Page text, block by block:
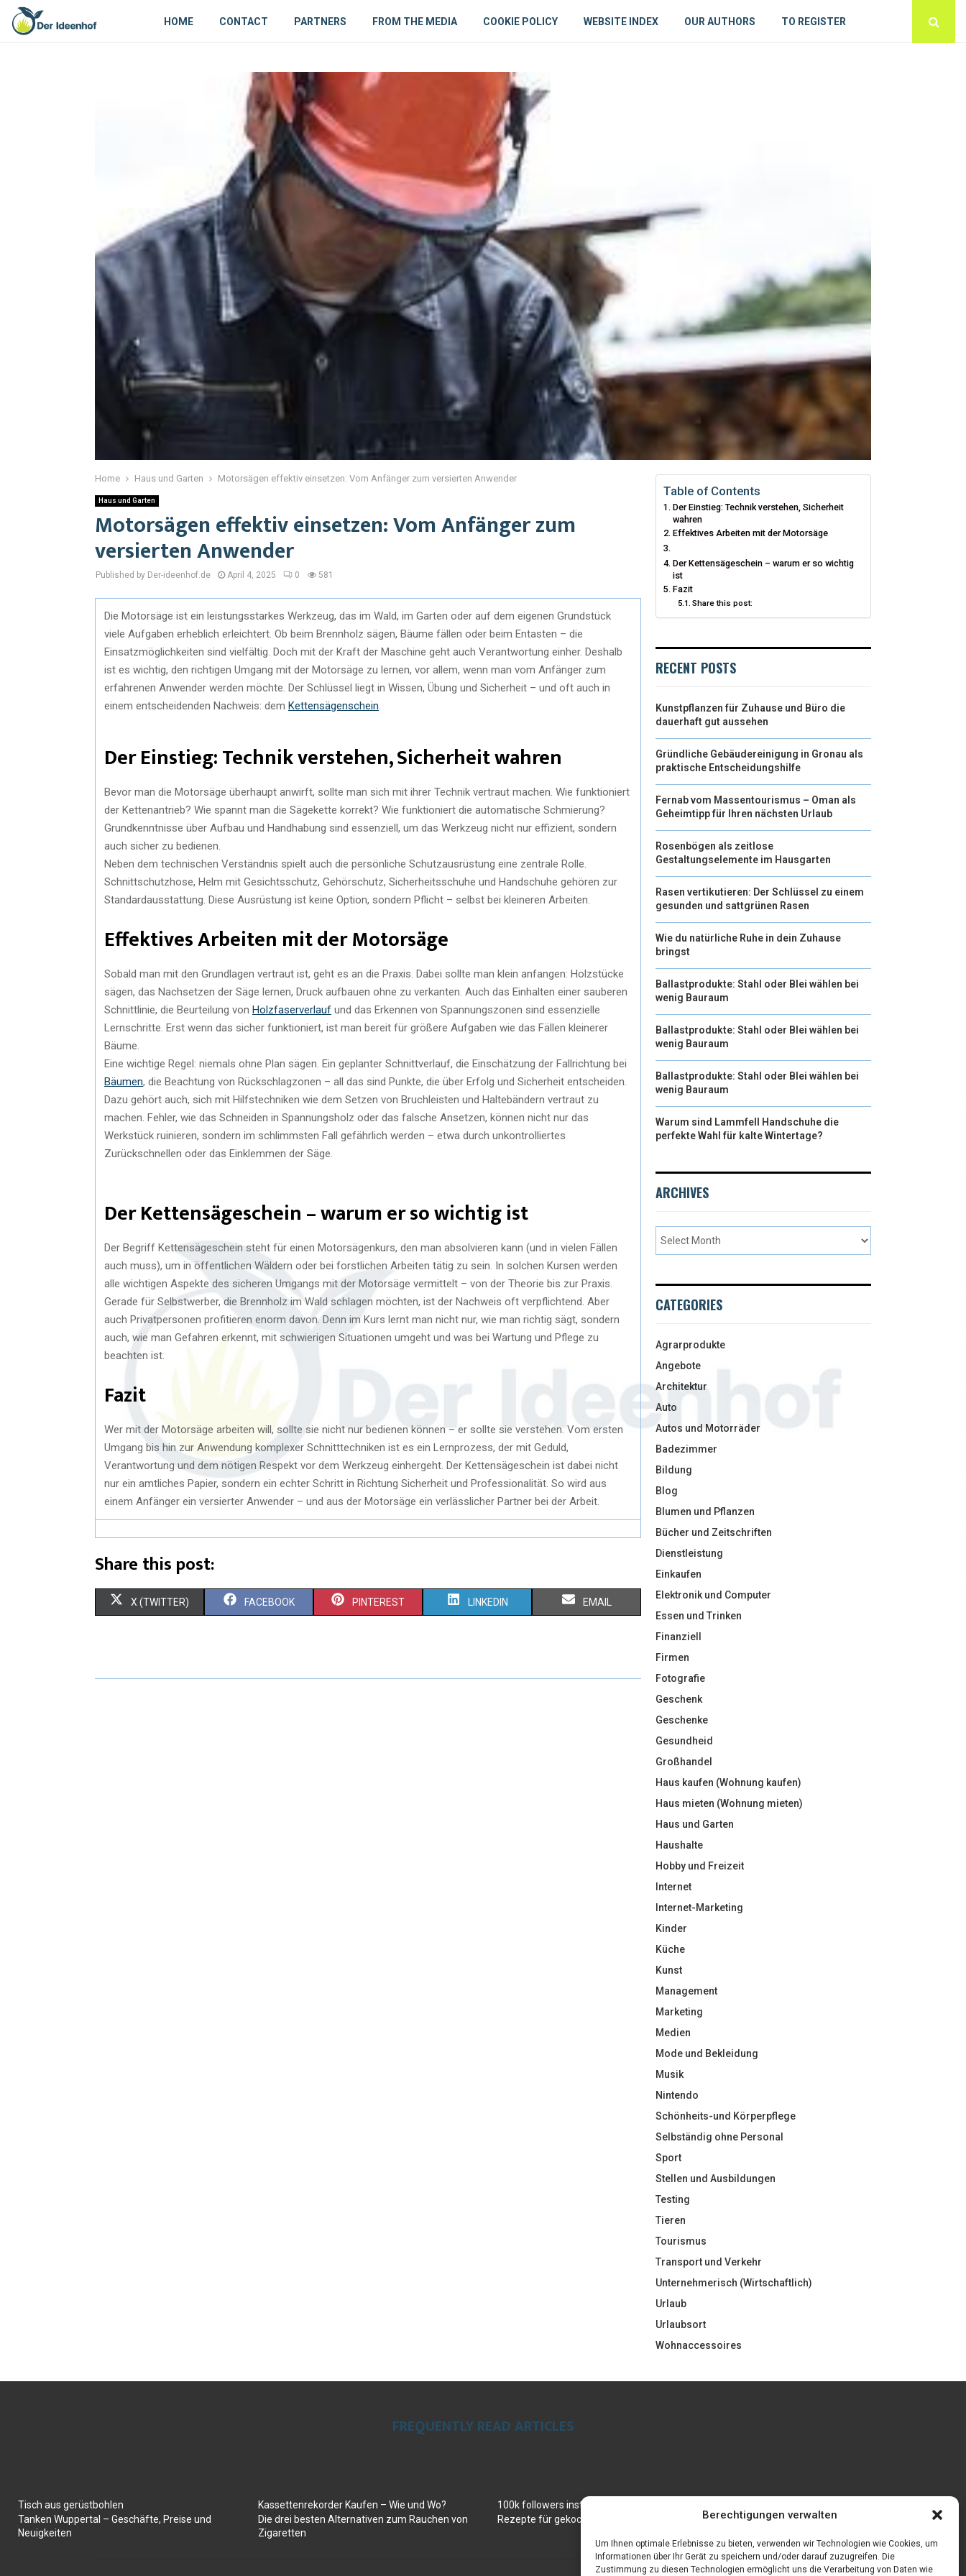
Berechtigungen verwalten
Um Ihnen optimale Erlebnisse zu bieten, verwenden wir Technologien wie Cookies, um
Informationen über Ihr Gerät zu speichern und/oder darauf zuzugreifen. Die
Zustimmung zu diesen Technologien ermöglicht uns die Verarbeitung von Daten wie
HOME CONTACT PARTNERS FROM THE MEDIA COOKIE POLICY WEBSITE INDEX OUR AUTHORS TO REGISTER
Home Haus und Garten Motorsägen effektiv einsetzen: Vom Anfänger zum versierten Anwender
Haus und Garten
Motorsägen effektiv einsetzen: Vom Anfänger zum
versierten Anwender
Published by Der-ideenhof.de April 4, 2025 0 581
Die Motorsäge ist ein leistungsstarkes Werkzeug, das im Wald, im Garten oder auf dem eigenen Grundstück
viele Aufgaben erheblich erleichtert. Ob beim Brennholz sägen, Bäume fällen oder beim Entasten – die
Einsatzmöglichkeiten sind vielfältig. Doch mit der Kraft der Maschine geht auch Verantwortung einher. Deshalb
ist es wichtig, den richtigen Umgang mit der Motorsäge zu lernen, vor allem, wenn man vom Anfänger zum
erfahrenen Anwender werden möchte. Der Schlüssel liegt in Wissen, Übung und Sicherheit – und oft auch in
einem entscheidenden Nachweis: dem Kettensägenschein
Der Einstieg: Technik verstehen, Sicherheit wahren
Bevor man die Motorsäge überhaupt anwirft, sollte man sich mit ihrer Technik vertraut machen. Wie funktioniert
der Kettenantrieb? Wie spannt man die Sägekette korrekt? Wie funktioniert die automatische Schmierung?
Grundkenntnisse über Aufbau und Handhabung sind essenziell, um das Werkzeug nicht nur effizient, sondern
auch sicher zu bedienen.
Neben dem technischen Verständnis spielt auch die persönliche Schutzausrüstung eine zentrale Rolle.
Schnittschutzhose, Helm mit Gesichtsschutz, Gehörschutz, Sicherheitsschuhe und Handschuhe gehören zur
Standardausstattung. Diese Ausrüstung ist keine Option, sondern Pflicht – selbst bei kleineren Arbeiten.
Effektives Arbeiten mit der Motorsäge
Sobald man mit den Grundlagen vertraut ist, geht es an die Praxis. Dabei sollte man klein anfangen: Holzstücke
sägen, das Nachsetzen der Säge lernen, Druck aufbauen ohne zu verkanten. Auch das Einhalten einer sauberen
Schnittlinie, die Beurteilung von Holzfaserverlauf und das Erkennen von Spannungszonen sind essenzielle
Lernschritte. Erst wenn das sicher funktioniert, ist man bereit für größere Aufgaben wie das Fällen kleinerer
Bäume.
Eine wichtige Regel: niemals ohne Plan sägen. Ein geplanter Schnittverlauf, die Einschätzung der Fallrichtung bei
Bäumen, die Beachtung von Rückschlagzonen – all das sind Punkte, die über Erfolg und Sicherheit entscheiden.
Dazu gehört auch, sich mit Hilfstechniken wie dem Setzen von Bruchleisten und Haltebändern vertraut zu
machen. Fehler, wie das Schneiden in Spannungsholz oder das falsche Ansetzen, können nicht nur das
Werkstück ruinieren, sondern im schlimmsten Fall gefährlich werden – etwa durch unkontrolliertes
Zurückschnellen oder das Einklemmen der Säge.
Der Kettensägeschein – warum er so wichtig ist
Der Begriff Kettensägeschein steht für einen Motorsägenkurs, den man absolvieren kann (und in vielen Fällen
auch muss), um in öffentlichen Wäldern oder bei forstlichen Arbeiten tätig zu sein. In solchen Kursen werden
alle wichtigen Aspekte des sicheren Umgangs mit der Motorsäge vermittelt – von der Theorie bis zur Praxis.
Gerade für Selbstwerber, die Brennholz im Wald schlagen möchten, ist der Nachweis oft verpflichtend. Aber
auch Privatpersonen profitieren enorm davon. Denn im Kurs lernt man nicht nur, wie man richtig sägt, sondern
auch, wie man Gefahren erkennt, mit schwierigen Situationen umgeht und was bei Wartung und Pflege zu
beachten ist.
Fazit
Wer mit der Motorsäge arbeiten will, sollte sie nicht nur bedienen können – er sollte sie verstehen. Vom ersten
Umgang bis hin zur Anwendung komplexer Schnitttechniken ist es ein Lernprozess, der mit Geduld,
Verantwortung und dem nötigen Respekt vor dem Werkzeug einhergeht. Der Kettensägeschein ist dabei nicht
nur ein amtliches Papier, sondern ein echter Schritt in Richtung Sicherheit und Professionalität. So wird aus
einem Anfänger ein versierter Anwender – und aus der Motorsäge ein verlässlicher Partner bei der Arbeit.
Share this post:
X (TWITTER) FACEBOOK PINTEREST LINKEDIN EMAIL
Table of Contents
Der Einstieg: Technik verstehen, Sicherheit
wahren
Effektives Arbeiten mit der Motorsäge
Der Kettensägeschein – warum er so wichtig
ist
Fazit
Share this post:
RECENT POSTS
Kunstpflanzen für Zuhause und Büro die
dauerhaft gut aussehen
Gründliche Gebäudereinigung in Gronau als
praktische Entscheidungshilfe
Fernab vom Massentourismus – Oman als
Geheimtipp für Ihren nächsten Urlaub
Rosenbögen als zeitlose
Gestaltungselemente im Hausgarten
Rasen vertikutieren: Der Schlüssel zu einem
gesunden und sattgrünen Rasen
Wie du natürliche Ruhe in dein Zuhause
bringst
Ballastprodukte: Stahl oder Blei wählen bei
wenig Bauraum
Ballastprodukte: Stahl oder Blei wählen bei
wenig Bauraum
Ballastprodukte: Stahl oder Blei wählen bei
wenig Bauraum
Warum sind Lammfell Handschuhe die
perfekte Wahl für kalte Wintertage?
ARCHIVES
CATEGORIES
Agrarprodukte
Angebote
Architektur
Auto
Autos und Motorräder
Badezimmer
Bildung
Blog
Blumen und Pflanzen
Bücher und Zeitschriften
Dienstleistung
Einkaufen
Elektronik und Computer
Essen und Trinken
Finanziell
Firmen
Fotografie
Geschenk
Geschenke
Gesundheid
Großhandel
Haus kaufen (Wohnung kaufen)
Haus mieten (Wohnung mieten)
Haus und Garten
Haushalte
Hobby und Freizeit
Internet
Internet-Marketing
Kinder
Küche
Kunst
Management
Marketing
Medien
Mode und Bekleidung
Musik
Nintendo
Schönheits-und Körperpflege
Selbständig ohne Personal
Sport
Stellen und Ausbildungen
Testing
Tieren
Tourismus
Transport und Verkehr
Unternehmerisch (Wirtschaftlich)
Urlaub
Urlaubsort
Wohnaccessoires
FREQUENTLY READ ARTICLES
Tisch aus gerüstbohlen
Tanken Wuppertal – Geschäfte, Preise und
Neuigkeiten
Kassettenrekorder Kaufen – Wie und Wo?
Die drei besten Alternativen zum Rauchen von
Zigaretten
100k followers instagram buy
Rezepte für gekochte Süßkartoffeln
eigenen Bild